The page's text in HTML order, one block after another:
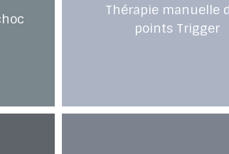
Thérapie manuelle
points Trigger